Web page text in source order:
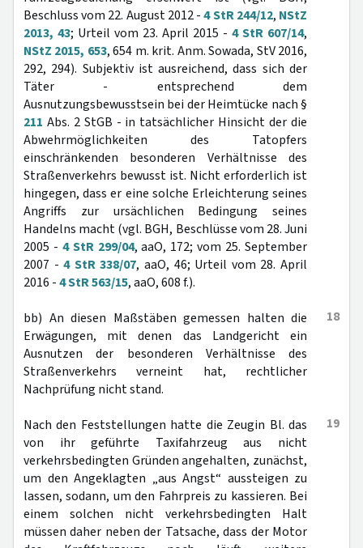
Beschluss vom 22. August 2012 -4 StR 244/12, NStZ
2013, 43; Urteil vom 23. April 2015 - 4 StR 607/14,
NStZ 2015, 653, 654 m. krit. Anm. Sowada, StV 2016,
292, 294). Subjektiv ist ausreichend, dass sich der
Täter - entsprechend dem
Ausnutzungsbewusstsein bei der Heimtücke nach §
211 Abs. 2 StGB - in tatsächlicher Hinsicht der die
Abwehrmöglichkeiten des Tatopfers
einschränkenden besonderen Verhältnisse des
Straßenverkehrs bewusst ist. Nicht erforderlich ist
hingegen, dass er eine solche Erleichterung seines
Angriffs zur ursächlichen Bedingung seines
Handelns macht (vgl. BGH, Beschlüsse vom 28. Juni
2005 - 4 StR 299/04, aaO, 172; vom 25. September
2007 -4 StR 338/07, aaO, 46; Urteil vom 28. April
2016 -4 StR 563/15, aaO, 608 f.).
18
bb) An diesen Maßstäben gemessen halten die
Erwägungen, mit denen das Landgericht ein
Ausnutzen der besonderen Verhältnisse des
Straßenverkehrs verneint hat, rechtlicher
Nachprüfung nicht stand.
19
Nach den Feststellungen hatte die Zeugin Bl. das
von ihr geführte Taxifahrzeug aus nicht
verkehrsbedingten Gründen angehalten, zunächst,
um den Angeklagten „aus Angst“ aussteigen zu
lassen, sodann, um den Fahrpreis zu kassieren. Bei
einem solchen nicht verkehrsbedingten Halt
müssen daher neben der Tatsache, dass der Motor